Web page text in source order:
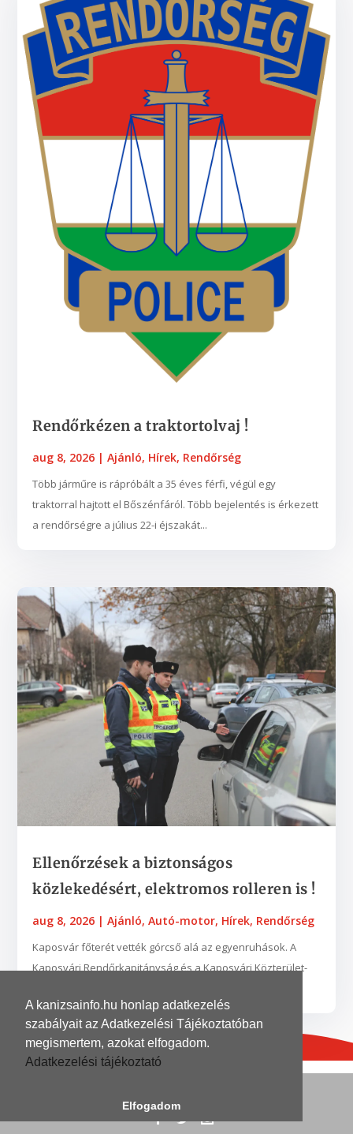
A kanizsainfo.hu honlap adatkezelés
szabályait az Adatkezelési Tájékoztatóban
megismertem, azokat elfogadom.
Adatkezelési tájékoztató
Elfogadom
Rendőrkézen a traktortolvaj !
aug 8, 2026 |Ajánló, Hírek, Rendőrség
Több járműre is rápróbált a 35 éves férfi, végül egy
traktorral hajtott el Bőszénfáról. Több bejelentés is érkezett
a rendőrségre a július 22-i éjszakát...
Ellenőrzések a biztonságos
közlekedésért, elektromos rolleren is !
aug 8, 2026 |Ajánló,Autó-motor, Hírek, Rendőrség
Kaposvár főterét vették górcső alá az egyenruhások. A
Kaposvári Rendőrkapitányság és a Kaposvári Közterület-